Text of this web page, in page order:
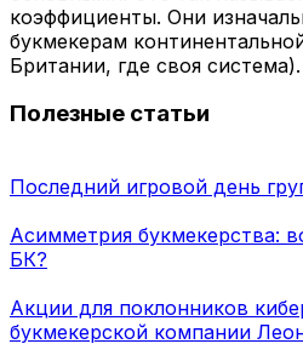
коэффициенты. Они
букмекерам
Британии, где своя система).
Полезные статьи
Последний игровой день
Асимметрия букмекерства:
БК?
Акции для поклонников
букмекерской компании